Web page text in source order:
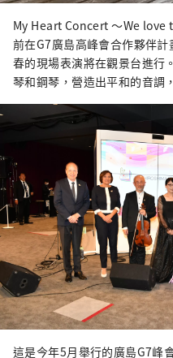
My Heart Concert ～We love
前在G7廣島高峰會合作夥伴
春的現場表演將在觀景台進行
琴和鋼琴，營造出平和的音調
這是今年5月舉行的廣島G7峰